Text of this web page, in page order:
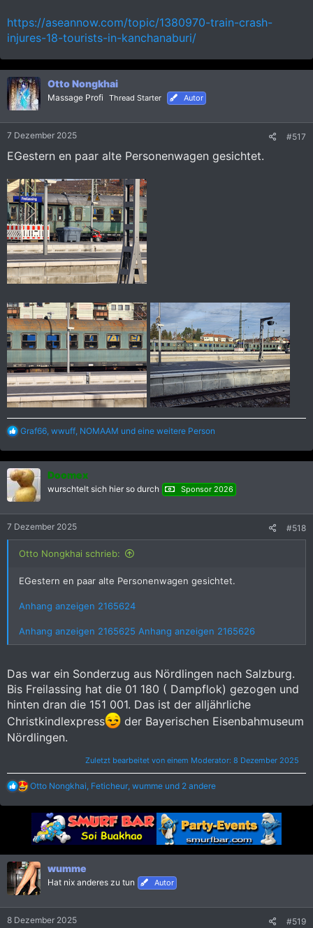
https://aseannow.com/topic/1380970-train-crash-
injures-18-tourists-in-kanchanaburi/
Otto Nongkhai
Massage Profi Thread Starter Autor
7 Dezember 2025 #517
EGestern en paar alte Personenwagen gesichtet.
R
a
k
t
i
o
n
:
Graf66, wwuff, NOMAAM und eine weitere Person
Doomex
wurschtelt sich hier so durch Sponsor 2026
7 Dezember 2025 #518
Otto Nongkhai schrieb:
EGestern en paar alte Personenwagen gesichtet.
Anhang anzeigen 2165624
Anhang anzeigen 2165625 Anhang anzeigen 2165626
Das war ein Sonderzug aus Nördlingen nach Salzburg.
Bis Freilassing hat die 01 180 ( Dampflok) gezogen und
hinten dran die 151 001. Das ist der alljährliche
Christkindlexpress
der Bayerischen Eisenbahmuseum
Nördlingen.
Zuletzt bearbeitet von einem Moderator: 8 Dezember 2025
R
a
o
n
e
n
:
Otto Nongkhai, Feticheur, wumme und 2 andere
wumme
Hat nix anderes zu tun Autor
8 Dezember 2025 #519